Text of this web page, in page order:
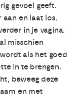
gevoel geeft.
en laat los.
in je vagina.
misschien
als het goed
in te brengen.
beweeg deze
en met